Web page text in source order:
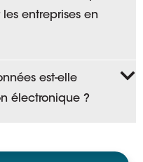
entreprises en
est-elle
électronique ?